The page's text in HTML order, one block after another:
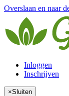
Overslaan en naar
Inloggen
Inschrijven
×Sluiten